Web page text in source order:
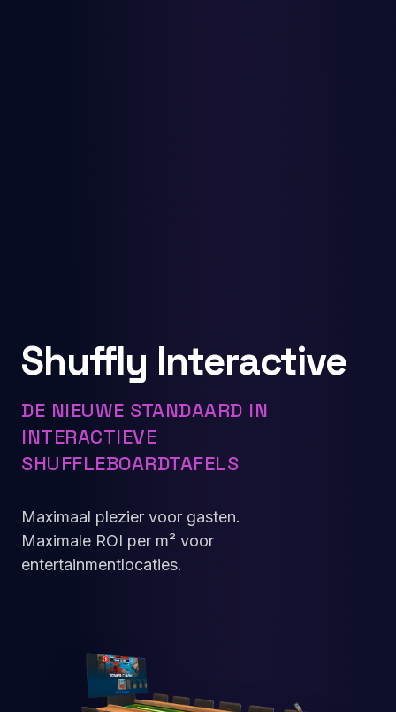
Shuffly Interactive
DE NIEUWE STANDAARD IN
INTERACTIEVE
SHUFFLEBOARDTAFELS
Maximaal plezier voor gasten.
Maximale ROI per m² voor
entertainmentlocaties.